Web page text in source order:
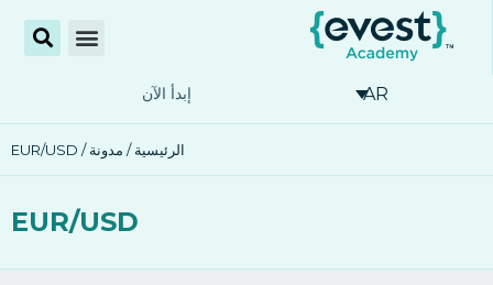
AR إبدأ الآن
الرئيسية/ مدونة/ EUR/USD
EUR/USD